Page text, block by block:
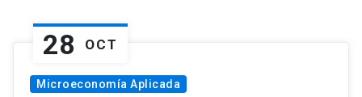
28 OCT
Microeconomía Aplicada